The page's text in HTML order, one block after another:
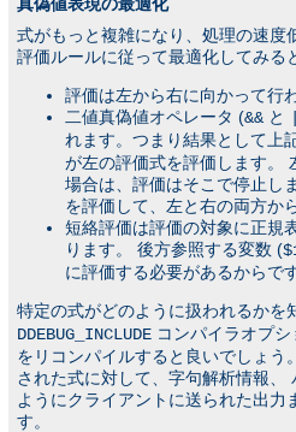
式がもっと複雑になり、処理の速度
評価ルールに従って最適化してみる
評価は左から右に向かって行
二値真偽値オペレータ (&& と
れます。つまり結果として上
が左の評価式を評価します。
場合は、評価はそこで停止し
を評価して、左と右の両方か
短絡評価は評価の対象に正規
ります。 後方参照する変数 (
に評価する必要があるからです
特定の式がどのように扱われるかを
DDEBUG_INCLUDE コンパイラオプ
をリコンパイルすると良いでしょう
された式に対して、字句解析情報、
ようにクライアントに送られた出力
す。